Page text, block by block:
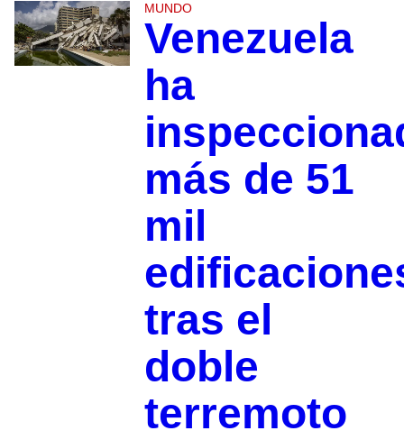
MUNDO
Venezuela
ha
más de 51
mil
tras el
doble
terremoto